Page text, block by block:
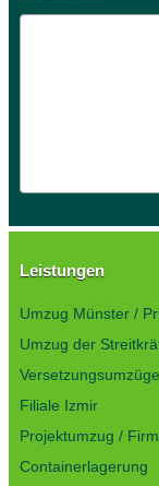
Leistungen
Umzug Münster /
Umzug der
Versetzungsumzüge
Filiale Izmir
Projektumzug /
Containerlagerung